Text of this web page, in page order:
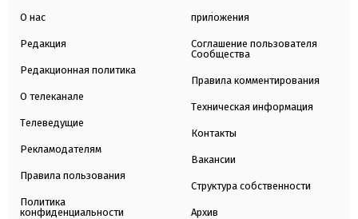
О нас
Редакция
Редакционная политика
О телеканале
Телеведущие
Рекламодателям
Правила пользования
Политика
конфиденциальности
приложения
Соглашение пользователя
Сообщества
Правила комментирования
Техническая информация
Контакты
Вакансии
Структура собственности
Архив